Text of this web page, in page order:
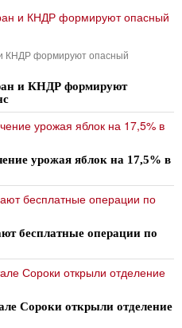
КНДР формируют опасный
и КНДР формируют
урожая яблок на 17,5% в
бесплатные операции по
Сороки открыли отделение